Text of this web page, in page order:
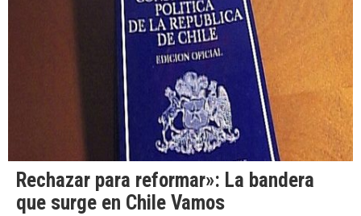
Rechazar para reformar»: La bandera
que surge en Chile Vamos